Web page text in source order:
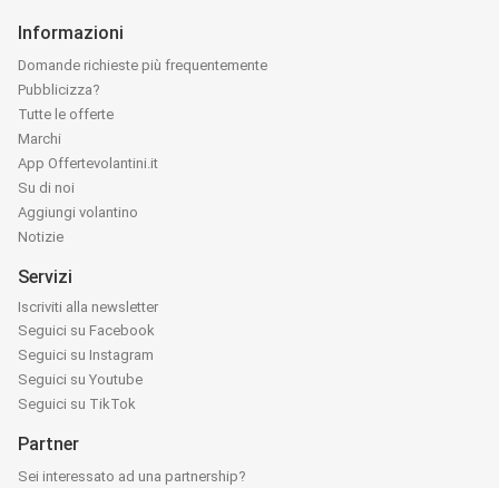
Informazioni
Domande richieste più frequentemente
Pubblicizza?
Tutte le offerte
Marchi
App Offertevolantini.it
Su di noi
Aggiungi volantino
Notizie
Servizi
Iscriviti alla newsletter
Seguici su Facebook
Seguici su Instagram
Seguici su Youtube
Seguici su TikTok
Partner
Sei interessato ad una partnership?